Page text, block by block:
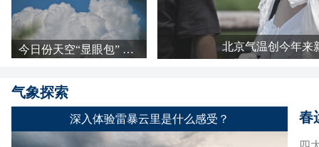
今日份天空“显眼包” 北京浓积云强势抢镜 北京气温创今年来
气象探索
深入体验雷暴云里是什么感受？ 春